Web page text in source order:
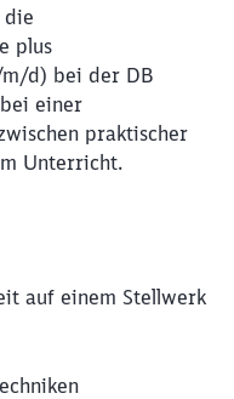
die
plus
d) bei der DB
einer
praktischer
Unterricht.
auf einem Stellwerk